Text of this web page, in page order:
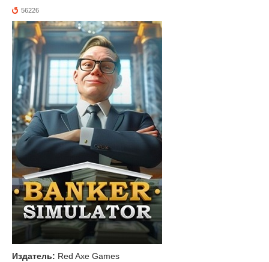
56226
Издатель: Red Axe Games